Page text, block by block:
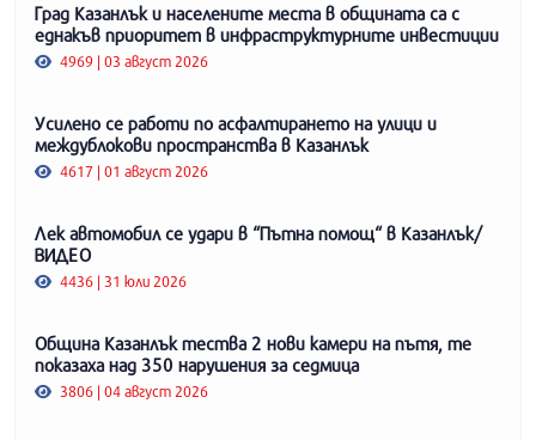
Град Казанлък и населените места в общината са с
еднакъв приоритет в инфраструктурните инвестиции
4969 | 03 август 2026
Усилено се работи по асфалтирането на улици и
междублокови пространства в Казанлък
4617 | 01 август 2026
Лек автомобил се удари в “Пътна помощ“ в Казанлък/
ВИДЕО
4436 | 31 юли 2026
Община Казанлък тества 2 нови камери на пътя, те
показаха над 350 нарушения за седмица
3806 | 04 август 2026